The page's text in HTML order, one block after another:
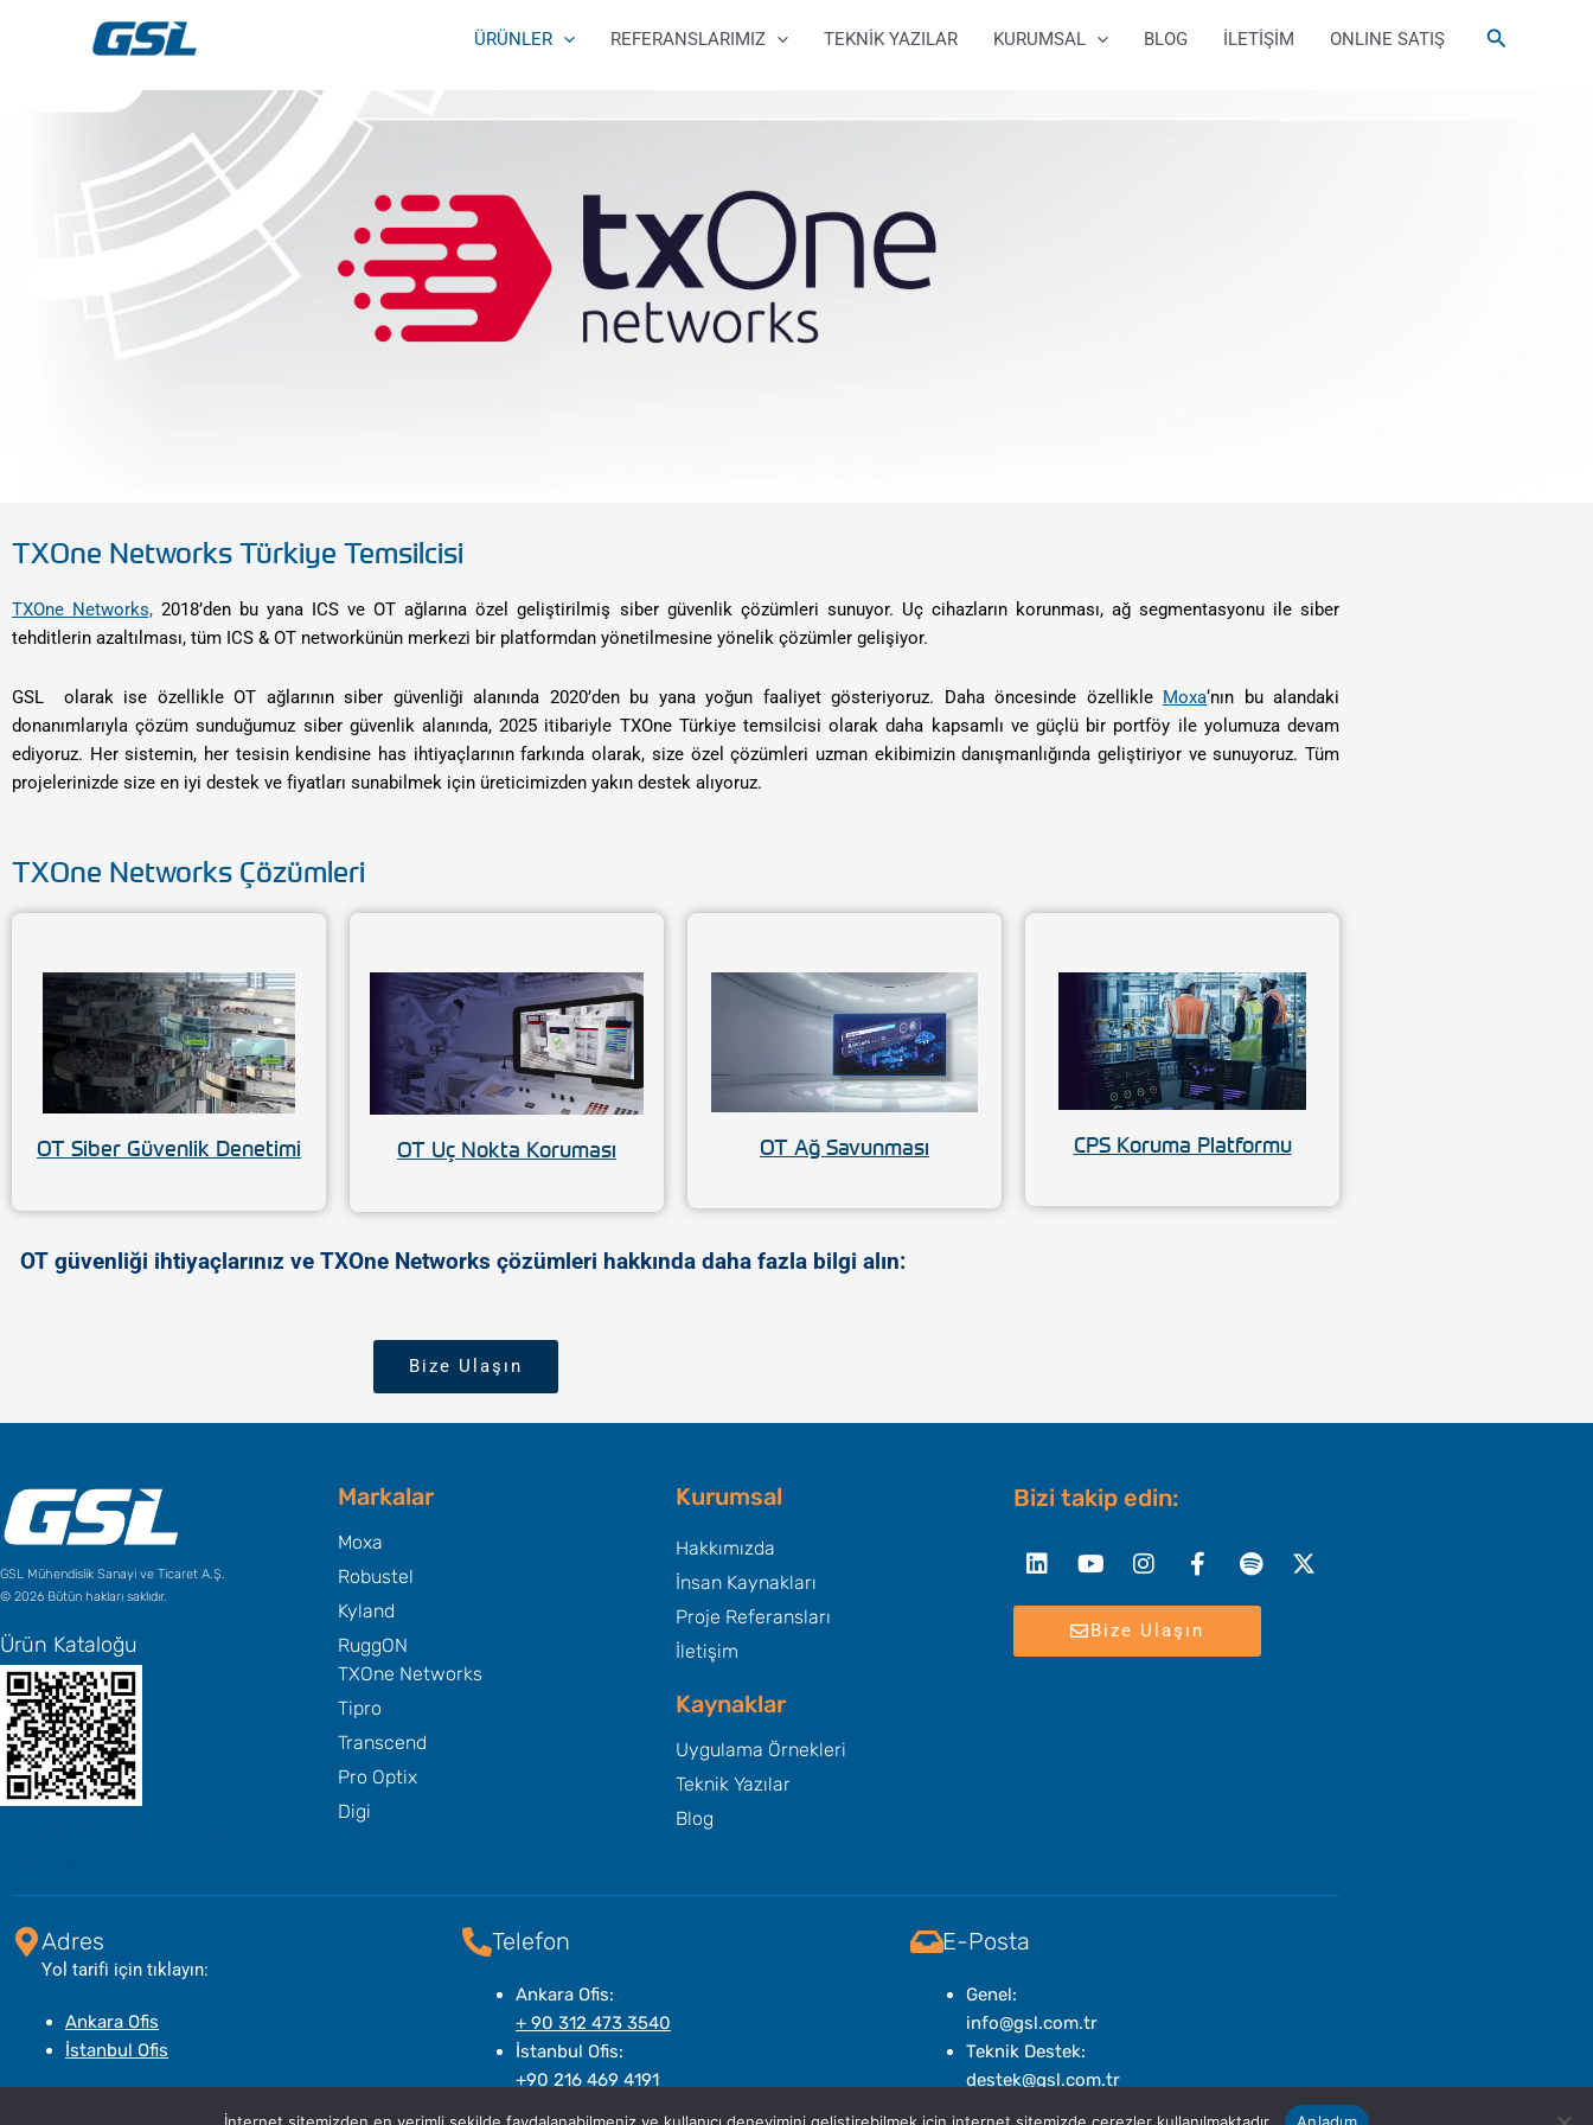
ÜRÜNLER REFERANSLARIMIZ TEKNİK YAZILAR KURUMSAL BLOG İLETİŞİM ONLINE SATIŞ Arama
TXOne Networks Türkiye Temsilcisi
TXOne Networks, 2018’den bu yana ICS ve OT ağlarına özel geliştirilmiş siber güvenlik çözümleri sunuyor. Uç cihazların korunması, ağ segmentasyonu ile siber
tehditlerin azaltılması, tüm ICS & OT networkünün merkezi bir platformdan yönetilmesine yönelik çözümler gelişiyor.
GSL olarak ise özellikle OT ağlarının siber güvenliği alanında 2020’den bu yana yoğun faaliyet gösteriyoruz. Daha öncesinde özellikle Moxa‘nın bu alandaki
donanımlarıyla çözüm sunduğumuz siber güvenlik alanında, 2025 itibariyle TXOne Türkiye temsilcisi olarak daha kapsamlı ve güçlü bir portföy ile yolumuza devam
ediyoruz. Her sistemin, her tesisin kendisine has ihtiyaçlarının farkında olarak, size özel çözümleri uzman ekibimizin danışmanlığında geliştiriyor ve sunuyoruz. Tüm
projelerinizde size en iyi destek ve fiyatları sunabilmek için üreticimizden yakın destek alıyoruz.
TXOne Networks Çözümleri
OT Siber Güvenlik Denetimi OT Uç Nokta Koruması OT Ağ Savunması CPS Koruma Platformu
OT güvenliği ihtiyaçlarınız ve TXOne Networks çözümleri hakkında daha fazla bilgi alın:
Bize Ulaşın
GSL Mühendislik Sanayi ve Ticaret A.Ş.
© 2026 Bütün hakları saklıdır.
Ürün Kataloğu
Markalar
Moxa
Robustel
Kyland
RuggON
TXOne Networks
Tipro
Transcend
Pro Optix
Digi
Kurumsal
Hakkımızda
İnsan Kaynakları
Proje Referansları
İletişim
Kaynaklar
Uygulama Örnekleri
Teknik Yazılar
Blog
Bizi takip edin:
f
twitter
Bize Ulaşın
Adres
Yol tarifi için tıklayın:
Ankara Ofis
İstanbul Ofis
Telefon
Ankara Ofis:
+ 90 312 473 3540
İstanbul Ofis:
+90 216 469 4191
E-Posta
Genel:
info@gsl.com.tr
Teknik Destek:
destek@gsl.com.tr